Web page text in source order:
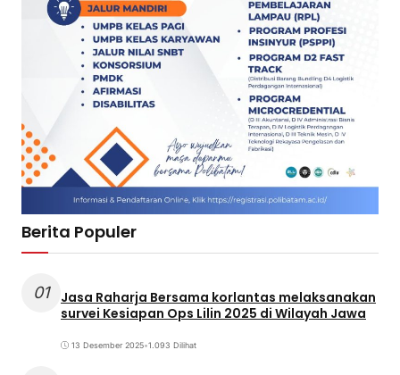
Berita Populer
01
Jasa Raharja Bersama korlantas melaksanakan
survei Kesiapan Ops Lilin 2025 di Wilayah Jawa
13 Desember 2025•1.093 Dilihat